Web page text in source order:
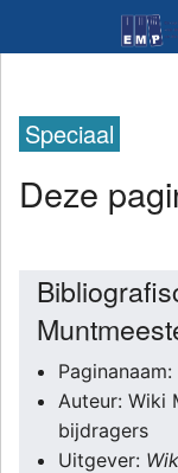
Speciaal
Deze
Auteur: Wiki
bijdragers
Uitgever: